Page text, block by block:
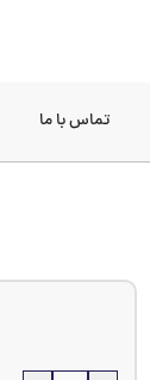
تماس با ما